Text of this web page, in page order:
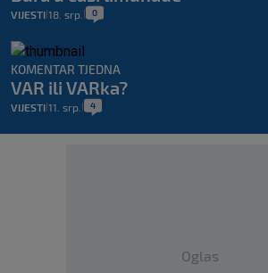
VIJESTI 18. srp. 0
KOMENTAR TJEDNA
VAR ili VARka?
VIJESTI 11. srp. 4
Oglas